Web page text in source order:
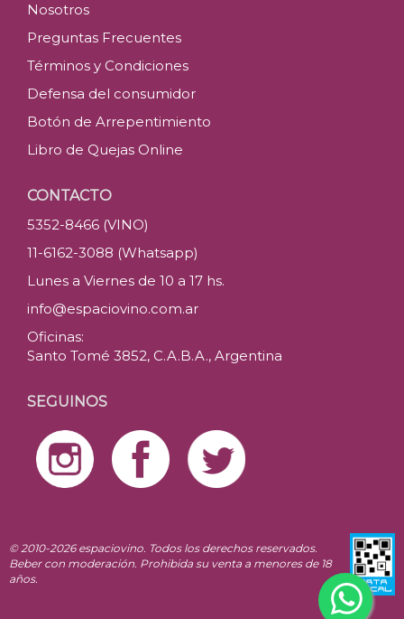
Nosotros
Preguntas Frecuentes
Términos y Condiciones
Defensa del consumidor
Botón de Arrepentimiento
Libro de Quejas Online
CONTACTO
5352-8466 (VINO)
11-6162-3088 (Whatsapp)
Lunes a Viernes de 10 a 17 hs.
info@espaciovino.com.ar
Oficinas:
Santo Tomé 3852, C.A.B.A., Argentina
SEGUINOS
© 2010-2026 espaciovino. Todos los derechos reservados.
Beber con moderación. Prohibida su venta a menores de 18
años.